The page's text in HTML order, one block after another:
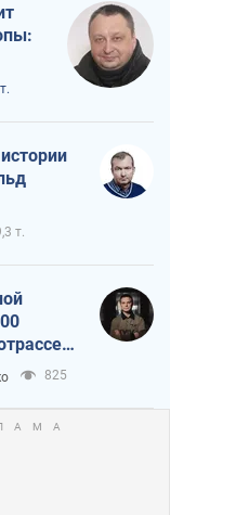
т.
825